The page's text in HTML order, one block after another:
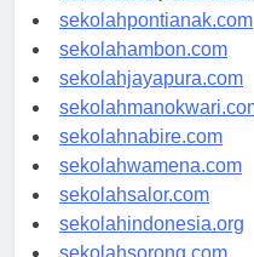
sekolahbanjarbaru.com
sekolahpontianak.com
sekolahambon.com
sekolahjayapura.com
sekolahmanokwari.com
sekolahnabire.com
sekolahwamena.com
sekolahsalor.com
sekolahindonesia.org